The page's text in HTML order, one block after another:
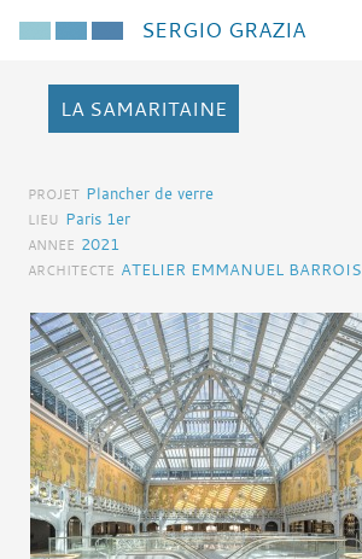
SERGIO GRAZIA
LA SAMARITAINE
PROJET Plancher de verre
LIEU Paris 1er
ANNEE 2021
ARCHITECTE ATELIER EMMANUEL BARROIS